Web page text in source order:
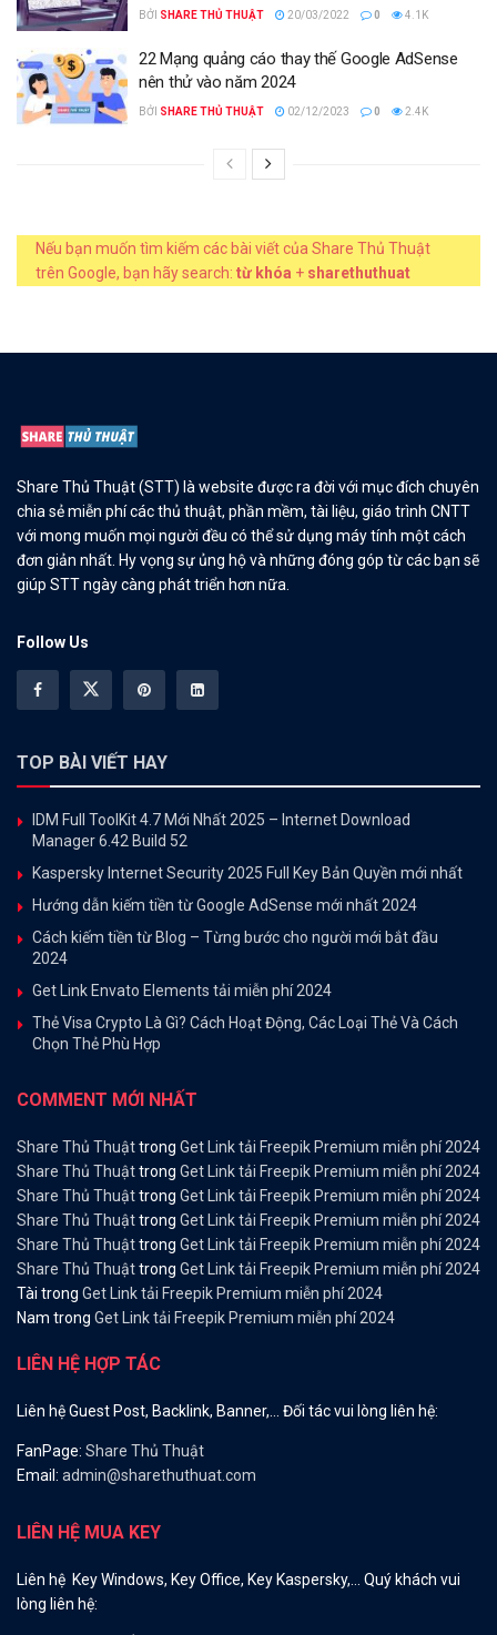
BỞI SHARE THỦ THUẬT 20/03/2022 0 4.1K
22 Mạng quảng cáo thay thế Google AdSense
nên thử vào năm 2024
BỞI SHARE THỦ THUẬT 02/12/2023 0 2.4K
Nếu bạn muốn tìm kiếm các bài viết của Share Thủ Thuật
trên Google, bạn hãy search: từ khóa + sharethuthuat
Share Thủ Thuật (STT) là website được ra đời với mục đích chuyên
chia sẻ miễn phí các thủ thuật, phần mềm, tài liệu, giáo trình CNTT
với mong muốn mọi người đều có thể sử dụng máy tính một cách
đơn giản nhất. Hy vọng sự ủng hộ và những đóng góp từ các bạn sẽ
giúp STT ngày càng phát triển hơn nữa.
Follow Us
TOP BÀI VIẾT HAY
IDM Full ToolKit 4.7 Mới Nhất 2025 – Internet Download
Manager 6.42 Build 52
Kaspersky Internet Security 2025 Full Key Bản Quyền mới nhất
Hướng dẫn kiếm tiền từ Google AdSense mới nhất 2024
Cách kiếm tiền từ Blog – Từng bước cho người mới bắt đầu
2024
Get Link Envato Elements tải miễn phí 2024
Thẻ Visa Crypto Là Gì? Cách Hoạt Động, Các Loại Thẻ Và Cách
Chọn Thẻ Phù Hợp
COMMENT MỚI NHẤT
Share Thủ Thuậttrong Get Link tải Freepik Premium miễn phí 2024
Share Thủ Thuậttrong Get Link tải Freepik Premium miễn phí 2024
Share Thủ Thuậttrong Get Link tải Freepik Premium miễn phí 2024
Share Thủ Thuậttrong Get Link tải Freepik Premium miễn phí 2024
Share Thủ Thuậttrong Get Link tải Freepik Premium miễn phí 2024
Share Thủ Thuậttrong Get Link tải Freepik Premium miễn phí 2024
Tài trong Get Link tải Freepik Premium miễn phí 2024
Nam trong Get Link tải Freepik Premium miễn phí 2024
LIÊN HỆ HỢP TÁC
Liên hệ Guest Post, Backlink, Banner,… Đối tác vui lòng liên hệ:
FanPage: Share Thủ Thuật
Email: admin@sharethuthuat.com
LIÊN HỆ MUA KEY
Liên hệ Key Windows, Key Office, Key Kaspersky,… Quý khách vui
lòng liên hệ: